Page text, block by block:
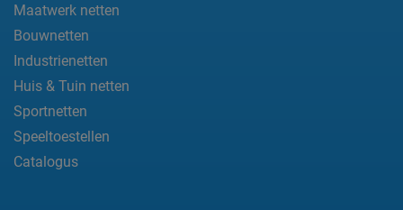
Maatwerk netten
Bouwnetten
Industrienetten
Huis & Tuin netten
Sportnetten
Speeltoestellen
Catalogus